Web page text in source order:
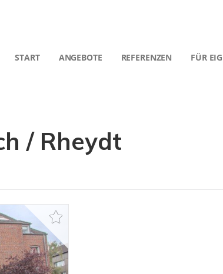
START ANGEBOTE REFERENZEN FÜR
/ Rheydt